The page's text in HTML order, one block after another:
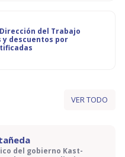
del Trabajo
y descuentos por
VER TODO
del gobierno Kast-